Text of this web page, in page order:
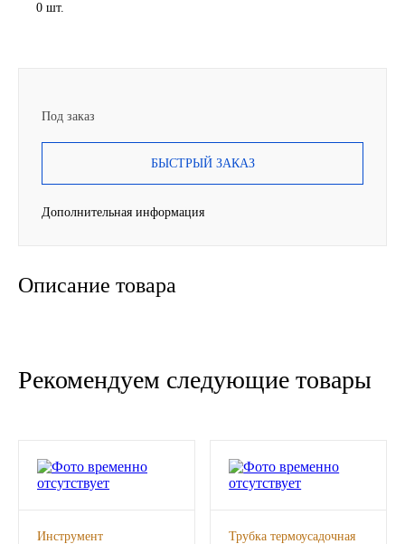
SINTEC
UNIX
BP VISCO
Оригинальные масла
0 шт.
Под заказ
БЫСТРЫЙ ЗАКАЗ
Дополнительная информация
Описание товара
Рекомендуем следующие товары
Инструмент
Трубка термоусадочная